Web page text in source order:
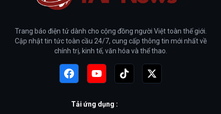
Trang báo điện tử dành cho cộng đồng người Việt toàn thế giới.
Cập nhật tin tức toàn cầu 24/7, cung cấp thông tin mới nhất về
chính trị, kinh tế, văn hóa và thể thao.
Tải ứng dụng :